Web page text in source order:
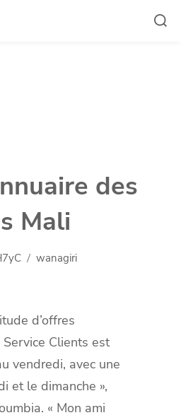
des
Mali
wanagiri
d’offres
Clients est
vendredi, avec une
et le dimanche »,
« Mon ami